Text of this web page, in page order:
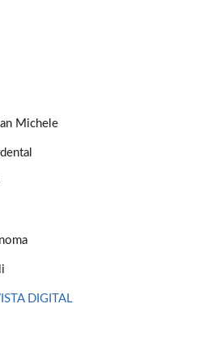
Michele
DIGITAL